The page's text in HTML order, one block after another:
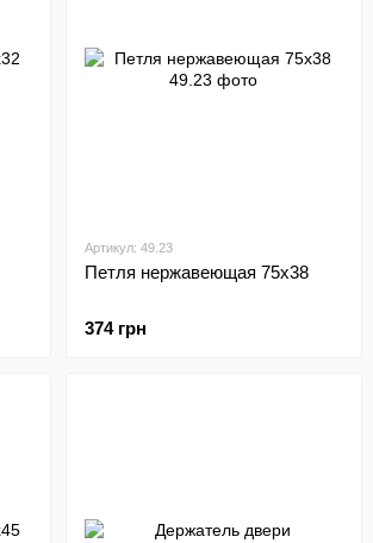
Артикул: 49.23
Петля нержавеющая 75х38
374 грн